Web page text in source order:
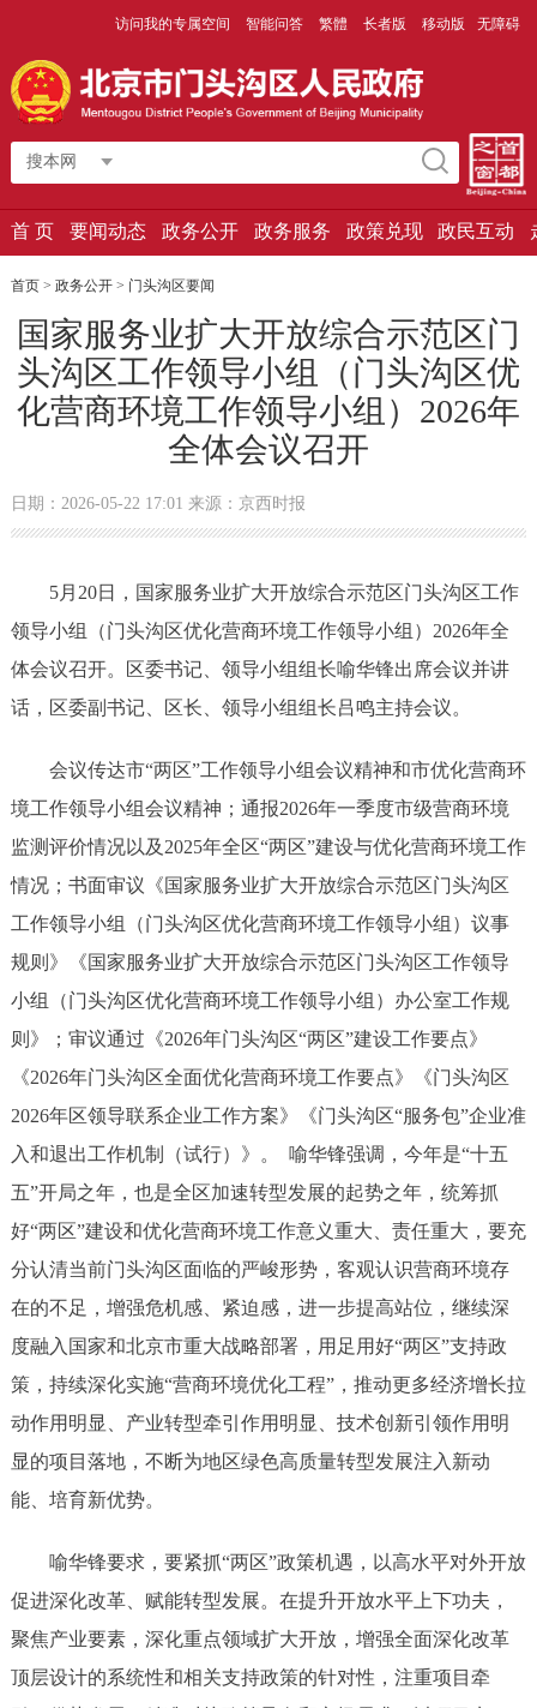
访问我的专属空间 智能问答 繁體 长者版 移动版 无障碍
搜本网
首 页 要闻动态 政务公开 政务服务 政策兑现 政民互动
首页> 政务公开> 门头沟区要闻
国家服务业扩大开放综合示范区门
头沟区工作领导小组（门头沟区优
化营商环境工作领导小组）2026年
全体会议召开
日期：2026-05-22 17:01 来源：京西时报
5月20日，国家服务业扩大开放综合示范区门头沟区工作
领导小组（门头沟区优化营商环境工作领导小组）2026年全
体会议召开。区委书记、领导小组组长喻华锋出席会议并讲
话，区委副书记、区长、领导小组组长吕鸣主持会议。
会议传达市“两区”工作领导小组会议精神和市优化营商环
境工作领导小组会议精神；通报2026年一季度市级营商环境
监测评价情况以及2025年全区“两区”建设与优化营商环境工作
情况；书面审议《国家服务业扩大开放综合示范区门头沟区
工作领导小组（门头沟区优化营商环境工作领导小组）议事
规则》《国家服务业扩大开放综合示范区门头沟区工作领导
小组（门头沟区优化营商环境工作领导小组）办公室工作规
则》；审议通过《2026年门头沟区“两区”建设工作要点》
《2026年门头沟区全面优化营商环境工作要点》《门头沟区
2026年区领导联系企业工作方案》《门头沟区“服务包”企业准
入和退出工作机制（试行）》。 喻华锋强调，今年是“十五
五”开局之年，也是全区加速转型发展的起势之年，统筹抓
好“两区”建设和优化营商环境工作意义重大、责任重大，要充
分认清当前门头沟区面临的严峻形势，客观认识营商环境存
在的不足，增强危机感、紧迫感，进一步提高站位，继续深
度融入国家和北京市重大战略部署，用足用好“两区”支持政
策，持续深化实施“营商环境优化工程”，推动更多经济增长拉
动作用明显、产业转型牵引作用明显、技术创新引领作用明
显的项目落地，不断为地区绿色高质量转型发展注入新动
能、培育新优势。
喻华锋要求，要紧抓“两区”政策机遇，以高水平对外开放
促进深化改革、赋能转型发展。在提升开放水平上下功夫，
聚焦产业要素，深化重点领域扩大开放，增强全面深化改革
顶层设计的系统性和相关支持政策的针对性，注重项目牵